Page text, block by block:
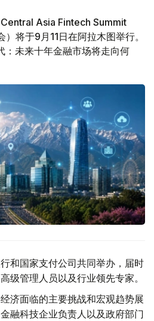
Central Asia Fintech Summit
将于9月11日在阿拉木图举行。
：未来十年金融市场将走向何
和国家支付公司共同举办，届时
级管理人员以及行业领先专家。
济面临的主要挑战和宏观趋势展
融科技企业负责人以及政府部门